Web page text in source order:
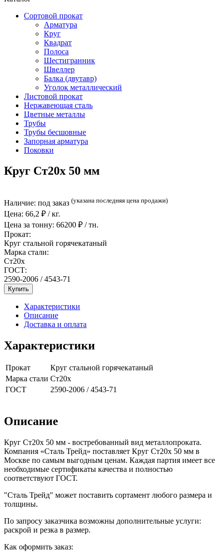
Сортовой прокат
Арматура
Круг
Квадрат
Полоса
Шестигранник
Швеллер
Балка (двутавр)
Уголок металлический
Листовой прокат
Нержавеющая сталь
Цветные металлы
Трубы
Трубы бесшовные
Запорная арматура
Поковки
Круг Ст20х 50 мм
Наличие: под заказ (указана последняя цена продажи)
Цена: 66,2 ₽ / кг.
Цена за тонну: 66200 ₽ / тн.
Прокат:
Круг стальной горячекатаный
Марка стали:
Ст20х
ГОСТ:
2590-2006 / 4543-71
Купить
Характеристики
Описание
Доставка и оплата
Характеристики
Прокат
Круг стальной горячекатаный
Марка стали Ст20х
ГОСТ
2590-2006 / 4543-71
Описание
Круг Ст20х 50 мм - востребованный вид металлопроката.
Компания «Сталь Трейд» поставляет Круг Ст20х 50 мм в
Москве по самым выгодным ценам. Каждая партия имеет все
необходимые сертификаты качества и полностью
соответствуют ГОСТ.
"Сталь Трейд" может поставить сортамент любого размера и
толщины.
По запросу заказчика возможны дополнительные услуги:
раскрой и резка в размер.
Как оформить заказ: